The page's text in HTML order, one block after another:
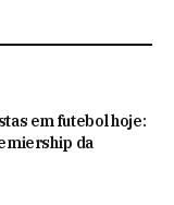
em futebol hoje:
da